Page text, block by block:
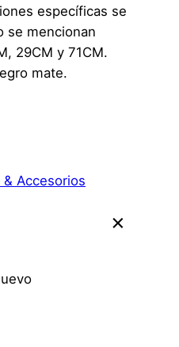
específicas se
se mencionan
29CM y 71CM.
mate.
Accesorios